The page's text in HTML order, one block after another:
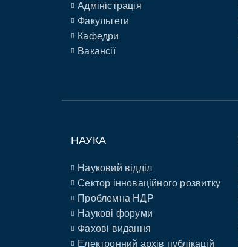
Адміністрація
Факультети
Кафедри
Вакансії
НАУКА
Науковий відділ
Сектор інноваційного розвитку
Проблемна НДР
Наукові форуми
Фахові видання
Електронний архів публікацій